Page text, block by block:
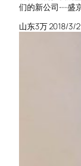
们的新公司······
山东3万 2018/3/